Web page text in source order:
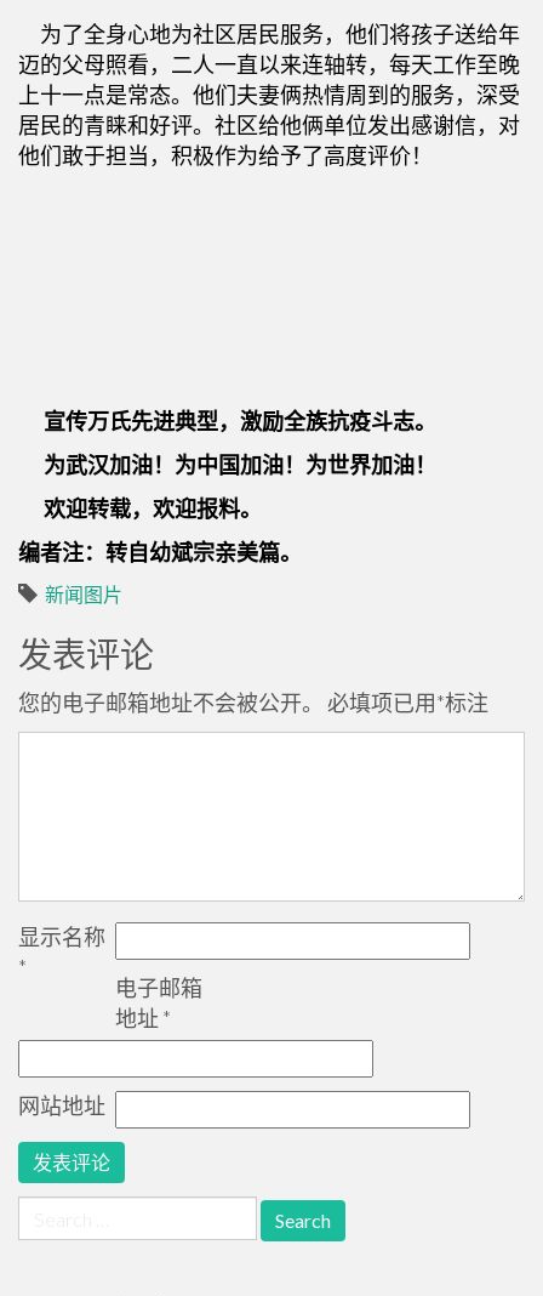
为了全身心地为社区居民服务，他们将孩子送给年
迈的父母照看，二人一直以来连轴转，每天工作至晚
上十一点是常态。他们夫妻俩热情周到的服务，深受
居民的青睐和好评。社区给他俩单位发出感谢信，对
他们敢于担当，积极作为给予了高度评价！
宣传万氏先进典型，激励全族抗疫斗志。
为武汉加油！为中国加油！为世界加油！
欢迎转载，欢迎报料。
编者注：转自幼斌宗亲美篇。
新闻图片
发表评论
您的电子邮箱地址不会被公开。 必填项已用*标注
显示名称
*
电子邮箱
地址 *
网站地址
for: